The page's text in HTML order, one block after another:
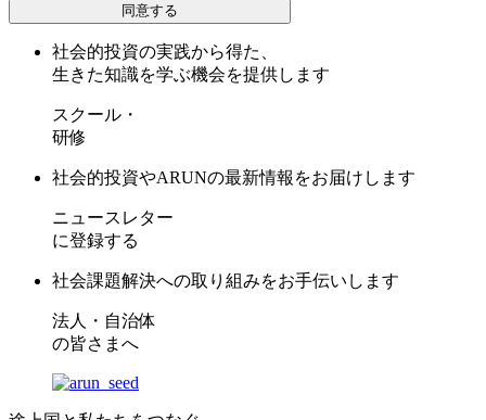
同意する
社会的投資の実践から得た、
生きた知識を学ぶ機会を提供します
スクール・
研修
社会的投資やARUNの最新情報をお届けします
ニュースレター
に登録する
社会課題解決への取り組みをお手伝いします
法人・自治体
の皆さまへ